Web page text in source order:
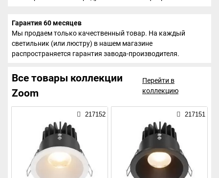
Гарантия 60 месяцев
Мы продаем только качественный товар. На каждый
светильник (или люстру) в нашем магазине
распространяется гарантия завода-производителя.
Все товары коллекции
Zoom
Перейти в
коллекцию
217152 217151